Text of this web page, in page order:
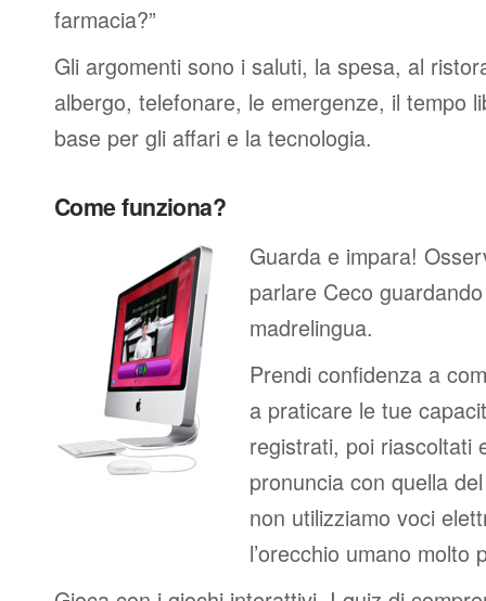
farmacia?”
Gli argomenti sono i saluti, la spesa, al
albergo, telefonare, le emergenze, il tempo
base per gli affari e la tecnologia.
Come funziona?
Guarda e impara!
parlare Ceco
madrelingua.
Prendi confidenza a
a praticare le tue
registrati, poi riascoltati
pronuncia con quella
non utilizziamo voci
l’orecchio umano molto